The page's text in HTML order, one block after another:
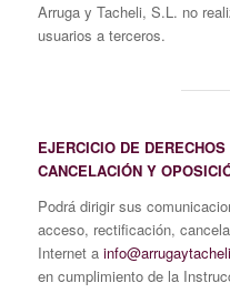
Arruga y Tacheli, S.L. no
usuarios a terceros.
EJERCICIO DE
CANCELACIÓN Y
Podrá dirigir sus
acceso, rectificación,
Internet a
en cumplimiento de la